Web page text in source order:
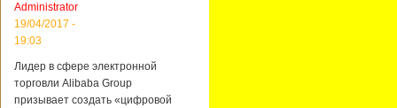
Administrator
19/04/2017 -
19:03
Лидер в сфере электронной
торговли Alibaba Group
призывает создать «цифровой